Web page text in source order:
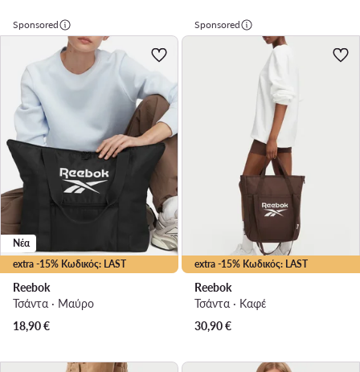
Sponsored
extra -15% Κωδικός: LAST
Νέα
Reebok
Τσάντα · Μαύρο
18,90€
Sponsored
extra -15% Κωδικός: LAST
Reebok
Τσάντα · Καφέ
30,90€